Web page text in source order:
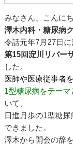
みなさん、こんにち
澤木内科・糖尿病
令話元年7月27日
第15回淀川リバー
した。
医師や医療従事者
1型糖尿病をテーマ
いて、
日進月歩の1型糖
できました。
澤木から開会の辞